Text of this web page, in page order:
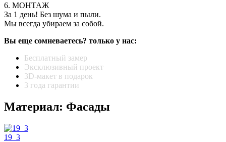
6. МОНТАЖ
За 1 день! Без шума и пыли.
Мы всегда убираем за собой.
Вы еще сомневаетесь? только у нас:
Бесплатный замер
Эксклюзивный проект
3D-макет в подарок
3 года гарантии
Материал: Фасады
19_3